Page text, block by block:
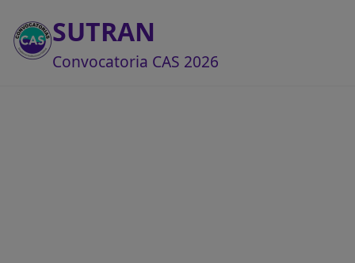
SUTRAN
Convocatoria CAS 2026